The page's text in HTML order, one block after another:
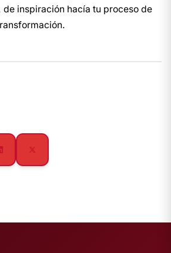
de inspiración hacía tu proceso de